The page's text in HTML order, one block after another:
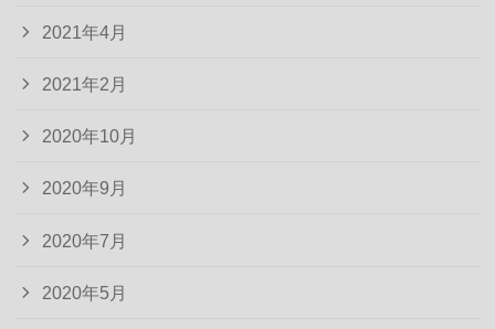
2021年4月
2021年2月
2020年10月
2020年9月
2020年7月
2020年5月